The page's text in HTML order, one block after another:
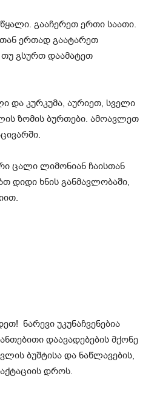
გააჩერეთ ერთი საათი.
ერთად გაატარეთ
თუ გსურთ დაამატეთ
და კურკუმა, აურიეთ, სველი
ზომის ბურთები. ამოავლეთ
ცალი ლიმონიან ჩაისთან
დიდი ხნის განმავლობაში,
ნარევი უკუნაჩვენებია
დაავადებების მქონე
ბუშტისა და ნაწლავების,
დროს.